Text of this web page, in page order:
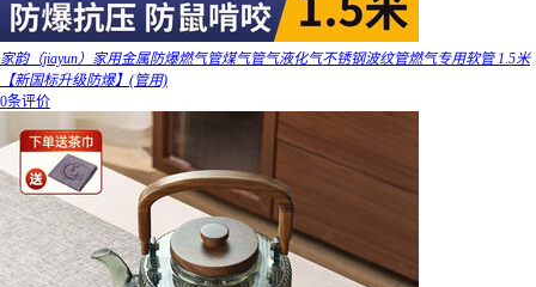
家韵（jiayun）家用金属防爆燃气管煤气管气液化气不锈钢波纹管燃气专用软管 1.5米
【新国标升级防爆】(管用)
0条评价